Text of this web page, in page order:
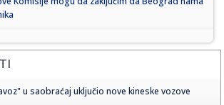
u saobraćaj uključio nove kineske vozove